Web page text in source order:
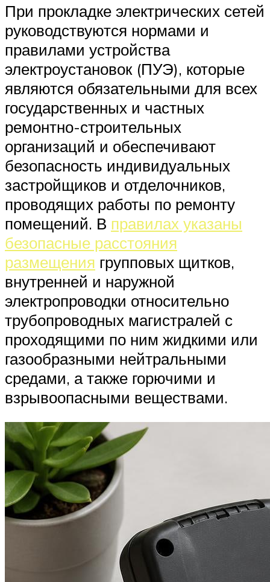
При прокладке электрических сетей
руководствуются нормами и
правилами устройства
электроустановок (ПУЭ), которые
являются обязательными для всех
государственных и частных
ремонтно-строительных
организаций и обеспечивают
безопасность индивидуальных
застройщиков и отделочников,
проводящих работы по ремонту
помещений. В правилах указаны
безопасные расстояния
размещения групповых щитков,
внутренней и наружной
электропроводки относительно
трубопроводных магистралей с
проходящими по ним жидкими или
газообразными нейтральными
средами, а также горючими и
взрывоопасными веществами.